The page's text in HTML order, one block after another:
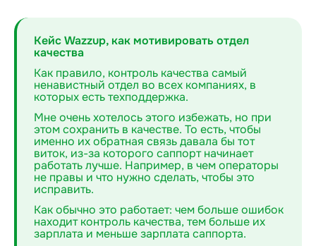
Кейс Wazzup, как мотивировать отдел
качества
Как правило, контроль качества самый
ненавистный отдел во всех компаниях, в
которых есть техподдержка.
Мне очень хотелось этого избежать, но при
этом сохранить в качестве. То есть, чтобы
именно их обратная связь давала бы тот
виток, из-за которого саппорт начинает
работать лучше. Например, в чем операторы
не правы и что нужно сделать, чтобы это
исправить.
Как обычно это работает: чем больше ошибок
находит контроль качества, тем больше их
зарплата и меньше зарплата саппорта.